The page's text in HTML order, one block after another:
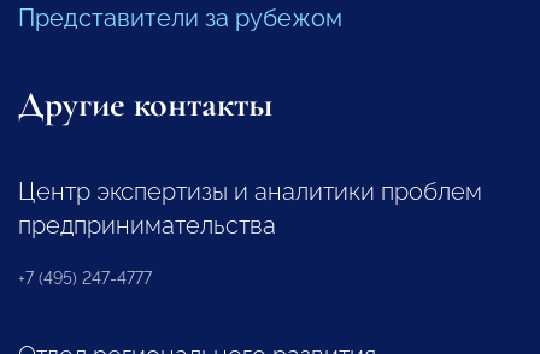
Представители за рубежом
Другие контакты
Центр экспертизы и аналитики проблем
предпринимательства
+7 (495) 247-4777